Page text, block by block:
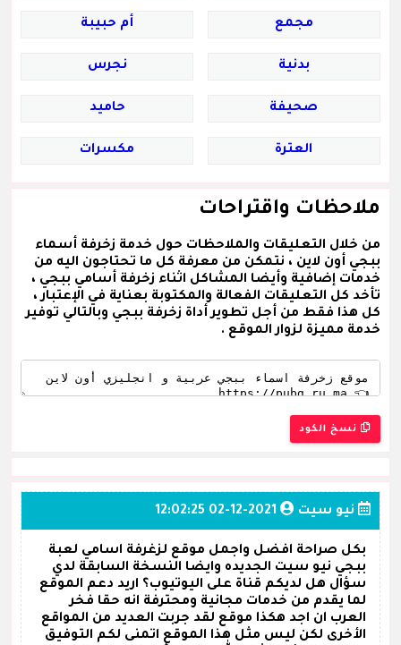
مجمع أم حبيبة
بدنية نجرس
صحيفة حاميد
العترة مكسرات
ملاحظات واقتراحات
من خلال التعليقات والملاحظات حول خدمة زخرفة أسماء
ببجي أون لاين ، نتمكن من معرفة كل ما تحتاجون اليه من
خدمات إضافية وأيضا المشاكل اثناء زخرفة أسامي ببجي ،
تأخد كل التعليقات الفعالة والمكتوبة بعناية في الإعتبار ،
كل هذا فقط من أجل تطوير أداة زخرفة ببجي وبالتالي توفير
خدمة مميزة لزوار الموقع .
نسخ الكود
نيو سيت 2021-12-02 12:02:25
بكل صراحة افضل واجمل موقع لزغرفة اسامي لعبة
ببجي نيو سيت الجديده وايضا النسخة السابقة لدي
سؤال هل لديكم قناة على اليوتيوب؟ اريد دعم الموقع
لما يقدم من خدمات مجانية ومحترفة انه حقا فخر
العرب ان اجد هكذا موقع لقد جربت العديد من المواقع
الأخرى لكن ليس مثل هذا الموقع اتمنى لكم التوفيق